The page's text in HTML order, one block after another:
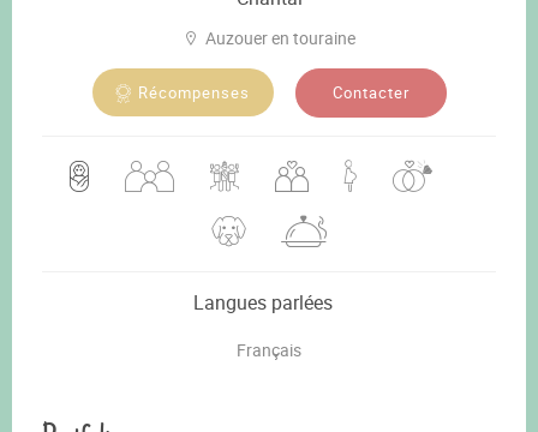
Auzouer en touraine
Récompenses Contacter
Langues parlées
Français